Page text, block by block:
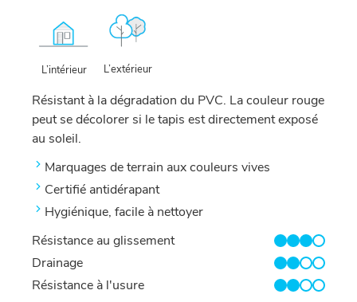
L’intérieur L’extérieur
Résistant à la dégradation du PVC. La couleur rouge
peut se décolorer si le tapis est directement exposé
au soleil.
Marquages ​​de terrain aux couleurs vives
Certifié antidérapant
Hygiénique, facile à nettoyer
Résistance au glissement
3/4
Drainage
2/4
Résistance à l'usure
2/4